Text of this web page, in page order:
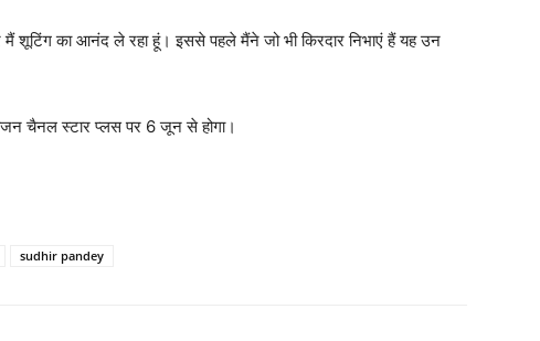
मैं शूटिंग का आनंद ले रहा हूं। इससे पहले मैंने जो भी किरदार निभाएं हैं यह उन
चैनल स्टार प्लस पर 6 जून से होगा।
sudhir pandey